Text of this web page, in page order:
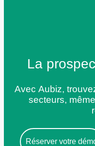
La
Avec Aubiz,
secteurs,
Réserver votre